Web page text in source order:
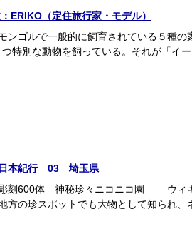
（定住旅行家・モデル）
ンゴルで一般的に飼育されている５種の
特別な動物を飼っている。それが「イ
日本紀行 03 埼玉県
刻600体 神秘珍々ニコニコ園―― ウィ
方の珍スポットでも大物として知られ、